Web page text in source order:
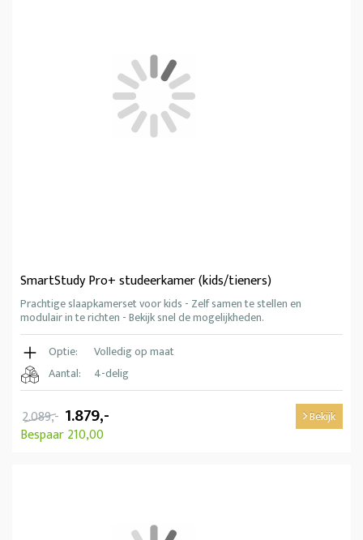
SmartStudy Pro+ studeerkamer (kids/tieners)
Prachtige slaapkamerset voor kids - Zelf samen te stellen en
modulair in te richten - Bekijk snel de mogelijkheden.
Optie:
Volledig op maat
Aantal:
4-delig
2.089,- 1.879,-
Bespaar 210,00
Bekijk